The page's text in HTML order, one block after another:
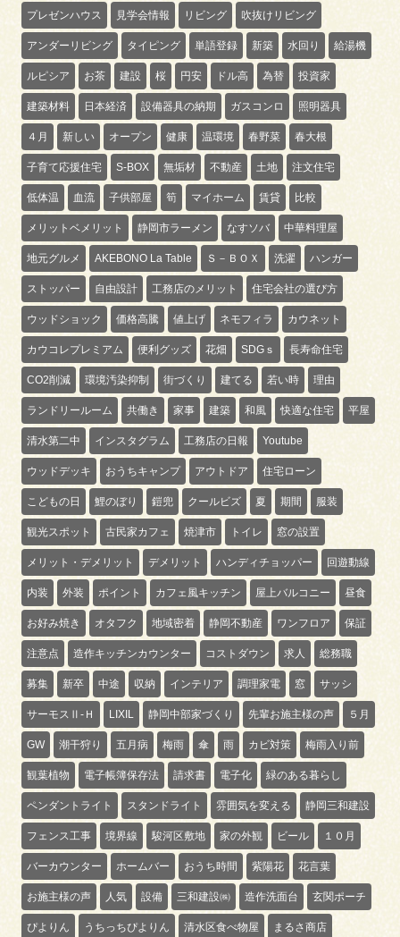
プレゼンハウス 見学会情報 リビング 吹抜けリビング
アンダーリビング タイピング 単語登録 新築 水回り 給湯機
ルピシア お茶 建設 桜 円安 ドル高 為替 投資家
建築材料 日本経済 設備器具の納期 ガスコンロ 照明器具
４月 新しい オープン 健康 温環境 春野菜 春大根
子育て応援住宅 S-BOX 無垢材 不動産 土地 注文住宅
低体温 血流 子供部屋 筍 マイホーム 賃貸 比較
メリットベメリット 静岡市ラーメン なすソバ 中華料理屋
地元グルメ AKEBONO La Table Ｓ－ＢＯＸ 洗濯 ハンガー
ストッパー 自由設計 工務店のメリット 住宅会社の選び方
ウッドショック 価格高騰 値上げ ネモフィラ カウネット
カウコレプレミアム 便利グッズ 花畑 SDGｓ 長寿命住宅
CO2削減 環境汚染抑制 街づくり 建てる 若い時 理由
ランドリールーム 共働き 家事 建築 和風 快適な住宅 平屋
清水第二中 インスタグラム 工務店の日報 Youtube
ウッドデッキ おうちキャンプ アウトドア 住宅ローン
こどもの日 鯉のぼり 鎧兜 クールビズ 夏 期間 服装
観光スポット 古民家カフェ 焼津市 トイレ 窓の設置
メリット・デメリット デメリット ハンディチョッパー 回遊動線
内装 外装 ポイント カフェ風キッチン 屋上バルコニー 昼食
お好み焼き オタフク 地域密着 静岡不動産 ワンフロア 保証
注意点 造作キッチンカウンター コストダウン 求人 総務職
募集 新卒 中途 収納 インテリア 調理家電 窓 サッシ
サーモスⅡ-Ｈ LIXIL 静岡中部家づくり 先輩お施主様の声 ５月
GW 潮干狩り 五月病 梅雨 傘 雨 カビ対策 梅雨入り前
観葉植物 電子帳簿保存法 請求書 電子化 緑のある暮らし
ペンダントライト スタンドライト 雰囲気を変える 静岡三和建設
フェンス工事 境界線 駿河区敷地 家の外観 ビール １０月
バーカウンター ホームバー おうち時間 紫陽花 花言葉
お施主様の声 人気 設備 三和建設㈱ 造作洗面台 玄関ポーチ
ぴよりん うちっちぴよりん 清水区食べ物屋 まるさ商店